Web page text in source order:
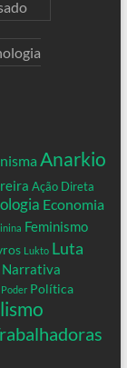
Anarkio
Ação Direta
Economia
Feminismo
Lukto Luta
Narrativa
Poder Política